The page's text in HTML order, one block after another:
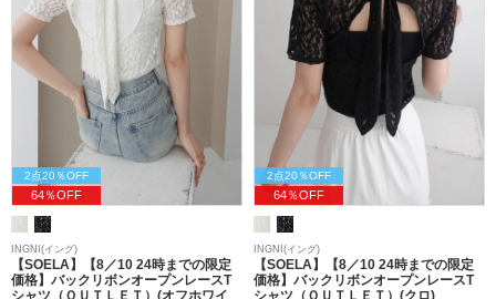
2点20％OFF
64％OFF
INGNI(イング)
【SOELA】【8／10 24時までの限定
価格】バックリボンオープンレースT
シャツ（ＯＵＴＬＥＴ）(オフホワイ
2点20％OFF
64％OFF
INGNI(イング)
【SOELA】【8／10 24時までの限定
価格】バックリボンオープンレースT
シャツ（ＯＵＴＬＥＴ）(クロ)